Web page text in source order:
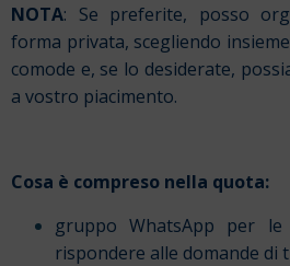
NOTA: Se preferite, posso
forma privata, scegliendo
comode e, se lo desiderate,
a vostro piacimento.
Cosa è compreso nella quota:
gruppo WhatsApp per
rispondere alle domande di